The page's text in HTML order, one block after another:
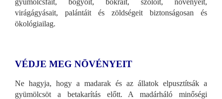
virágágyásait, palántáit és zöldségeit biztonságosan és
ökológiailag.
VÉDJE MEG NÖVÉNYEIT
Ne hagyja, hogy a madarak és az állatok elpusztítsák a
gyümölcsöt a betakarítás előtt. A madárháló minőségi